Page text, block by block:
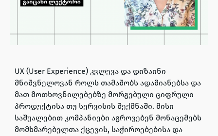
UX (User Experience) კვლევა და დიზაინი
მნიშვნელოვან როლს თამაშობს ადამიანებსა და
მათ მოთხოვნილებებზე მორგებული ციფრული
პროდუქტისა თუ სერვისის შექმნაში. მისი
საშუალებით კომპანიები აგროვებენ მონაცემებს
მომხმარებელთა ქცევის, საჭიროებებისა და